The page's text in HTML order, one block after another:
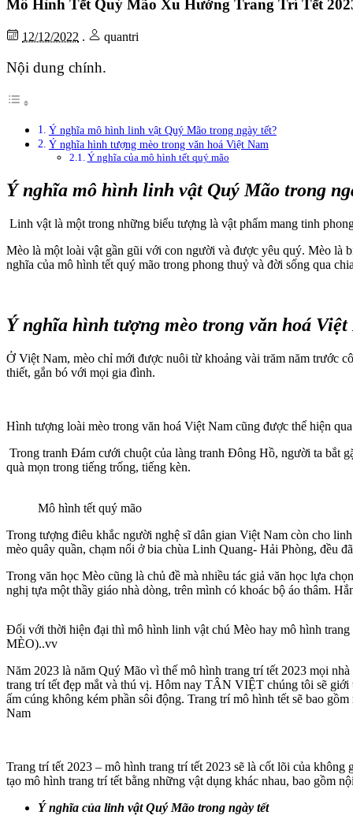
Mô Hình Tết Quý Mão Xu Hướng Trang Trí Tết
12/12/2022 . quantri
Nội dung chính.
Ý nghĩa mô hình linh vật Quý Mão trong ngày tết?
Ý nghĩa hình tượng mèo trong văn hoá Việt Nam
Ý nghĩa của mô hình tết quý mão
Ý nghĩa mô hình linh vật Quý Mão trong
Linh vật là một trong những biểu tượng là vật phẩm mang tinh
Mèo là một loài vật gần gũi với con người và được yêu quý. Mèo
nghĩa của mô hình tết quý mão trong phong thuỷ và đời sống qua
Ý nghĩa hình tượng mèo trong văn hoá Việt
Ở Việt Nam, mèo chỉ mới được nuôi từ khoảng vài trăm năm trước
thiết, gắn bó với mọi gia đình.
Hình tượng loài mèo trong văn hoá Việt Nam cũng được thể hiện
Trong tranh Đám cưới chuột của làng tranh Đông Hồ, người ta bắt
quà mọn trong tiếng trống, tiếng kèn.
Mô hình tết quý mão
Trong tượng điêu khắc người nghệ sĩ dân gian Việt Nam còn cho
mèo quây quần, chạm nổi ở bia chùa Linh Quang- Hải Phòng, đều
Trong văn học Mèo cũng là chủ đề mà nhiều tác giả văn học lựa
nghị tựa một thầy giáo nhà dòng, trên mình có khoác bộ áo thâm.
Đối với thời hiện đại thì mô hình linh vật chú Mèo hay mô hình
MÈO)..vv
Năm 2023 là năm Quý Mão vì thế mô hình trang trí tết 2023 mọi
trang trí tết đẹp mắt và thú vị. Hôm nay TÂN VIỆT chúng tôi sẽ giới
ấm cúng không kém phần sôi động. Trang trí mô hình tết sẽ bao
Nam
Trang trí tết 2023 – mô hình trang trí tết 2023 sẽ là cốt lõi của
tạo mô hình trang trí tết bằng những vật dụng khác nhau, bao gồm
Ý nghĩa của linh vật Quý Mão trong ngày tết